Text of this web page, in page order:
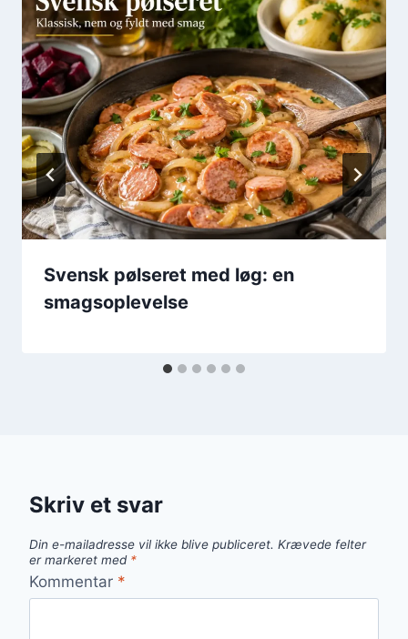
Svensk pølseret med løg: en
smagsoplevelse
Skriv et svar
Din e-mailadresse vil ikke blive publiceret. Krævede felter
er markeret med *
Kommentar *